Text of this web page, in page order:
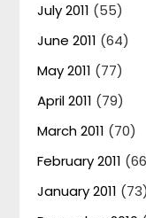
July 2011 (55)
June 2011 (64)
May 2011 (77)
April 2011 (79)
March 2011 (70)
February 2011
January 2011 (73)